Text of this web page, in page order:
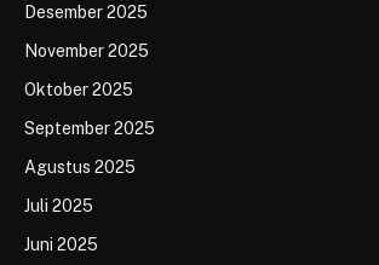
Desember 2025
November 2025
Oktober 2025
September 2025
Agustus 2025
Juli 2025
Juni 2025